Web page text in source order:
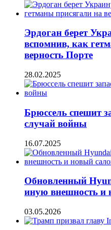
Эрдоган берет
вспомнив, как
верность Порте
28.02.2025
Брюссель спешит
случай войны
16.07.2025
Обновленный
иную внешность и
03.05.2026